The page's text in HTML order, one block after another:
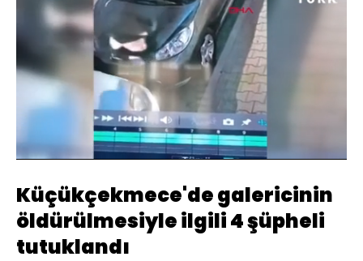
Sesi
Aç
Yüklendi:
Hızı
Küçükçekmece'de galericinin
öldürülmesiyle ilgili 4 şüpheli
tutuklandı